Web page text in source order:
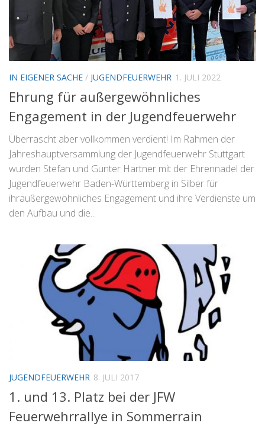
IN EIGENER SACHE / JUGENDFEUERWEHR 1. JULI 2022
Ehrung für außergewöhnliches
Engagement in der Jugendfeuerwehr
Überrascht aber vollkommen verdient! Im Rahmen der
Jahreshauptversammlung der Jugendfeuerwehr Stuttgart
wurden Stefan und Gunter Hartner mit der Ehrennadel der
Jugendfeuerwehr Baden-Württemberg in Silber für
ihraußergewöhnliches Engagement und ihre Verdienste um
den Aufbau und die...
JUGENDFEUERWEHR 8. JULI 2017
1. und 13. Platz bei der JFW
Feuerwehrrallye in Sommerrain